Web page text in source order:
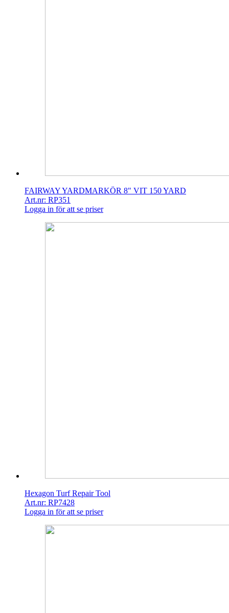
FAIRWAY YARDMARKÖR 8" VIT 150 YARD
Art.nr: RP351
Logga in för att se priser
Hexagon Turf Repair Tool
Art.nr: RP7428
Logga in för att se priser